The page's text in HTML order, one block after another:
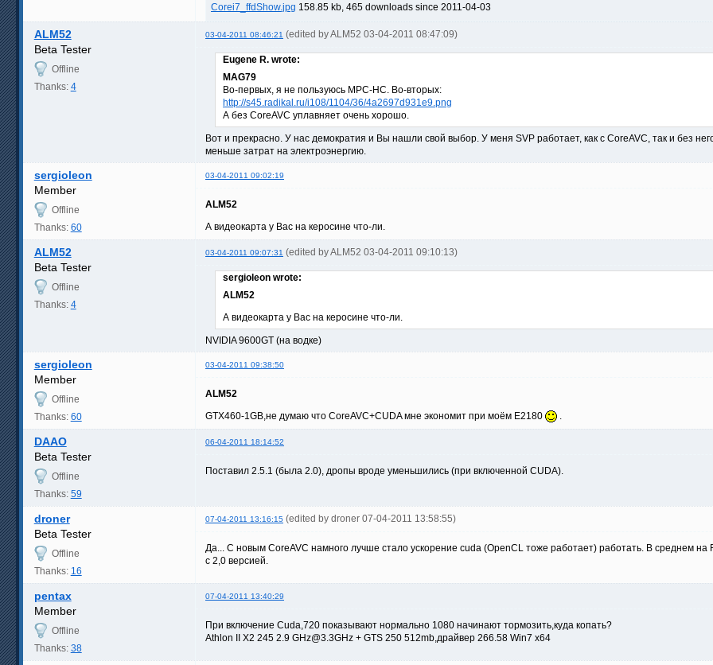
Corei7_ffdShow.jpg 158.85 kb, 465 downloads since 2011-04-03
ALM52 03-04-2011 08:46:21 (edited by ALM52 03-04-2011 08:47:09)
Beta Tester
Offline
Thanks: 4
Eugene R. wrote:
MAG79
Во-первых, я не пользуюсь MPC-HC. Во-вторых:
http://s45.radikal.ru/i108/1104/36/4a2697d931e9.png
А без CoreAVC уплавняет очень хорошо.
Вот и прекрасно. У нас демократия и Вы нашли свой выбор. У меня SVP работает, как с CoreAVC, так и без
меньше затрат на электроэнергию.
sergioleon 03-04-2011 09:02:19
Member
Offline
Thanks: 60
ALM52
А видеокарта у Вас на керосине что-ли.
ALM52 03-04-2011 09:07:31 (edited by ALM52 03-04-2011 09:10:13)
Beta Tester
Offline
Thanks: 4
sergioleon wrote:
ALM52
А видеокарта у Вас на керосине что-ли.
NVIDIA 9600GT (на водке)
sergioleon 03-04-2011 09:38:50
Member
Offline
Thanks: 60
ALM52
GTX460-1GB,не думаю что CoreAVC+CUDA мне экономит при моём E2180
.
DAAO 06-04-2011 18:14:52
Beta Tester
Offline
Thanks: 59
Поставил 2.5.1 (была 2.0), дропы вроде уменьшились (при включенной CUDA).
droner 07-04-2011 13:16:15 (edited by droner 07-04-2011 13:58:55)
Beta Tester
Offline
Thanks: 16
Да... С новым CoreAVC намного лучше стало ускорение cuda (OpenCL тоже работает) работать. В среднем
с 2,0 версией.
pentax 07-04-2011 13:40:29
Member
Offline
Thanks: 38
При включение Cuda,720 показывают нормально 1080 начинают тормозить,куда копать?
Athlon II X2 245 2.9 GHz@3.3GHz + GTS 250 512mb,драйвер 266.58 Win7 x64